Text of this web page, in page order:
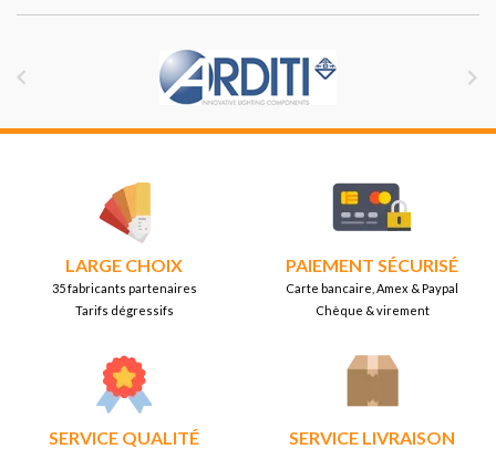
 
LARGE CHOIX
35 fabricants partenaires
Tarifs dégressifs
PAIEMENT SÉCURISÉ
Carte bancaire, Amex & Paypal
Chèque & virement
SERVICE QUALITÉ SERVICE LIVRAISON